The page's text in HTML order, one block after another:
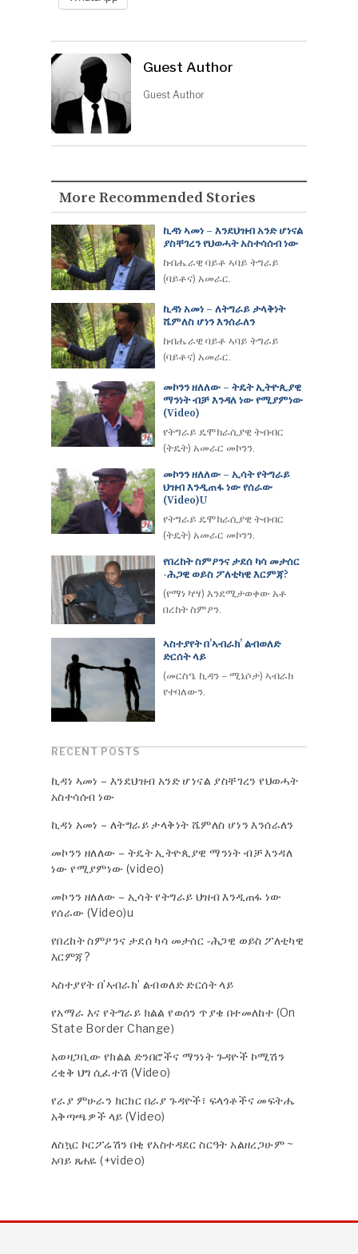
Guest Author
Guest Author
More Recommended Stories
ኪዳነ ኣመነ – እንደህዝብ አንድ ሆነናል
ያስቸገረን የህወሓት አስተሳሰብ ነው
ከብሔራዊ ባይቶ ኣባይ ትግራይ
(ባይቶና) አመራር.
ኪዳነ አመነ – ለትግራይ ታላቅነት
ሼምለስ ሆነን እንሰራለን
ከብሔራዊ ባይቶ ኣባይ ትግራይ
(ባይቶና) አመራር.
መኮንን ዘለለው – ትዴት ኢትዮጲያዊ
ማንነት ብቻ እንዳለ ነው የሚያምነው
(video)
የትግራይ ዴሞክራሲያዊ ትብብር
(ትዴት) አመራር መኮንን.
መኮንን ዘለለው – ኢሳት የትግራይ
ህዝብ እንዲጠፋ ነው የሰራው
(Video)u
የትግራይ ዴሞክራሲያዊ ትብብር
(ትዴት) አመራር መኮንን.
የበረከት ስምዖንና ታደሰ ካሳ መታሰር
-ሕጋዊ ወይስ ፖለቲካዊ እርምጃ?
(የማነ ካሣ) እንደሚታወቀው አቶ
በረከት ስምዖን.
ኣስተያየት በ’ኣብራክ’ ልብወለድ
ድርሰት ላይ
(መርስዔ ኪዳን – ሚኔሶታ) ኣብራክ
የተባለውን.
RECENT POSTS
ኪዳነ ኣመነ – እንደህዝብ አንድ ሆነናል ያስቸገረን የህወሓት
አስተሳሰብ ነው
ኪዳነ አመነ – ለትግራይ ታላቅነት ሼምለስ ሆነን እንሰራለን
መኮንን ዘለለው – ትዴት ኢትዮጲያዊ ማንነት ብቻ እንዳለ
ነው የሚያምነው (video)
መኮንን ዘለለው – ኢሳት የትግራይ ህዝብ እንዲጠፋ ነው
የሰራው (Video)u
የበረከት ስምዖንና ታደሰ ካሳ መታሰር -ሕጋዊ ወይስ ፖለቲካዊ
እርምጃ?
ኣስተያየት በ’ኣብራክ’ ልብወለድ ድርሰት ላይ
የአማራ እና የትግራይ ክልል የወሰን ጥያቄ በተመለከተ (On
State Border Change)
አወዛጋቢው የክልል ድንበሮችና ማንነት ጉዳዮች ኮሚሽን
ረቂቅ ህግ ሲፈተሽ (Video)
የራያ ምሁራን ክርክር በራያ ጉዳዮች፣ ፍላጎቶችና መፍትሔ
አቅጣጫዎች ላይ (Video)
ለስኳር ኮርፖሬሽን በቂ የአስተዳደር ስርዓት አልዘረጋሁም ~
አባይ ጸሐዬ (+video)